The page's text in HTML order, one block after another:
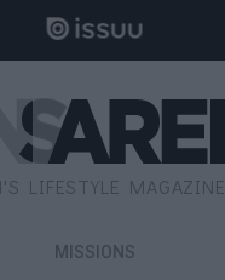
LIFESTYLE MAGAZINE
MISSIONS